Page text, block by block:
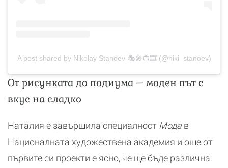
A post shared by Nikolay Stanoev 🎭🎤📺🎞️ (@niki_stanoev)
От рисунката до подиума – моден път с
вкус на сладко
Наталия е завършила специалност Мода в
Националната художествена академия и още от
първите си проекти е ясно, че ще бъде различна.